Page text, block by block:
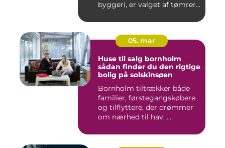
byggeri, er valget af tømrer...
05. mar
Huse til salg bornholm
sådan finder du den rigtige
bolig på solskinsøen
Bornholm tiltrækker både
familier, førstegangskøbere
og tilflyttere, der drømmer
om nærhed til hav, ...